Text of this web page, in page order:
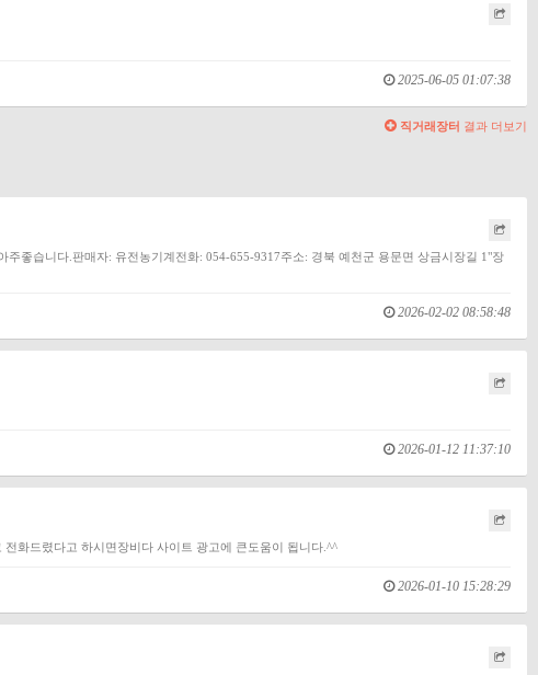
2025-06-05 01:07:38
직거래장터 결과 더보기
좋습니다.판매자: 유전농기계전화: 054-655-9317주소: 경북 예천군 용문면 상금시장길 1"장
2026-02-02 08:58:48
2026-01-12 11:37:10
화드렸다고 하시면장비다 사이트 광고에 큰도움이 됩니다.^^
2026-01-10 15:28:29